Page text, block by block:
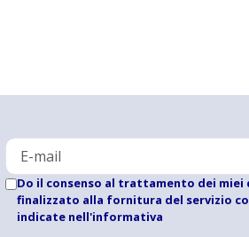
Do il consenso al trattamento dei miei
finalizzato alla fornitura del servizio
indicate nell'informativa